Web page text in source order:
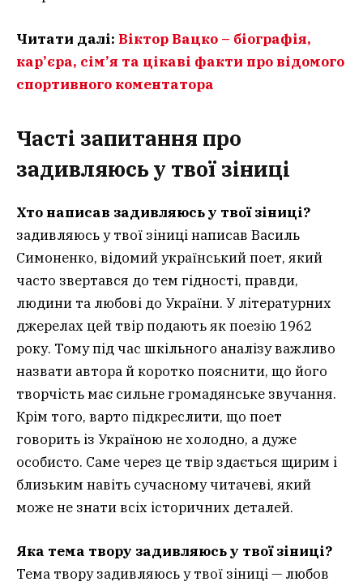
Читати далі: Віктор Вацко – біографія,
кар’єра, сім’я та цікаві факти про відомого
спортивного коментатора
Часті запитання про
задивляюсь у твої зіниці
Хто написав задивляюсь у твої зіниці?
задивляюсь у твої зіниці написав Василь
Симоненко, відомий український поет, який
часто звертався до тем гідності, правди,
людини та любові до України. У літературних
джерелах цей твір подають як поезію 1962
року. Тому під час шкільного аналізу важливо
назвати автора й коротко пояснити, що його
творчість має сильне громадянське звучання.
Крім того, варто підкреслити, що поет
говорить із Україною не холодно, а дуже
особисто. Саме через це твір здається щирим і
близьким навіть сучасному читачеві, який
може не знати всіх історичних деталей.
Яка тема твору задивляюсь у твої зіниці?
Тема твору задивляюсь у твої зіниці — любов